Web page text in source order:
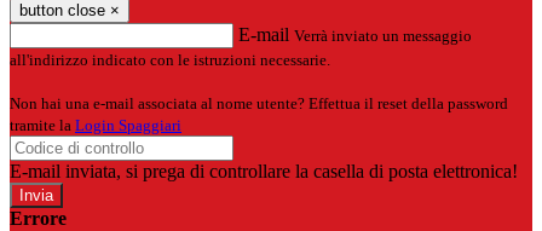
button close ×
E-mail Verrà inviato un messaggio
all'indirizzo indicato con le istruzioni necessarie.
Non hai una e-mail associata al nome utente? Effettua il reset della password
tramite la Login Spaggiari
E-mail inviata, si prega di controllare la casella di posta elettronica!
Errore